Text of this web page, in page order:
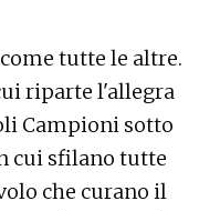
tutte le altre.
riparte l'allegra
Campioni sotto
cui sfilano tutte
che curano il